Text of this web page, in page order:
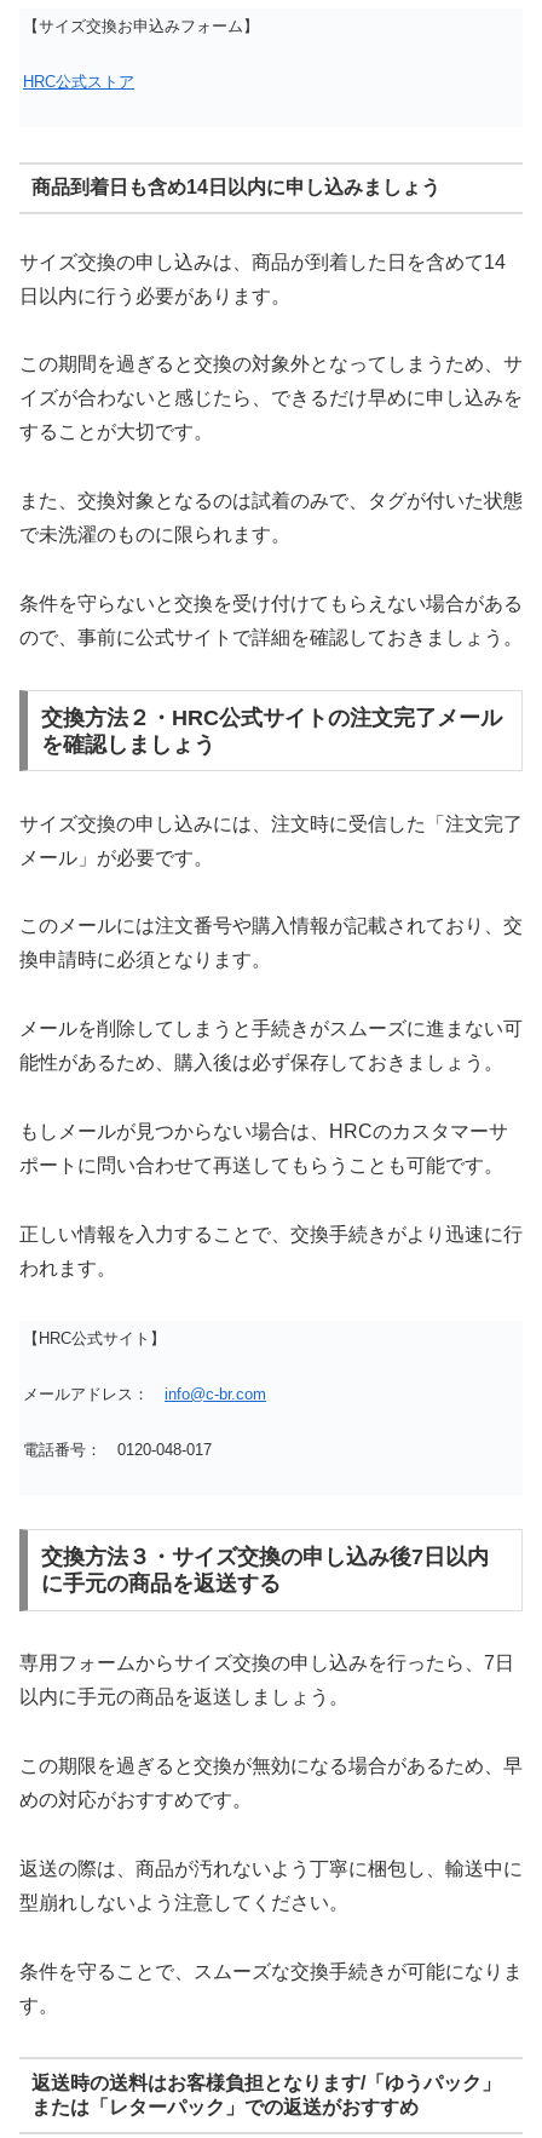
【サイズ交換お申込みフォーム】
HRC公式ストア
商品到着日も含め14日以内に申し込みましょう
サイズ交換の申し込みは、商品が到着した日を含めて14
日以内に行う必要があります。
この期間を過ぎると交換の対象外となってしまうため、サ
イズが合わないと感じたら、できるだけ早めに申し込みを
することが大切です。
また、交換対象となるのは試着のみで、タグが付いた状態
で未洗濯のものに限られます。
条件を守らないと交換を受け付けてもらえない場合がある
ので、事前に公式サイトで詳細を確認しておきましょう。
交換方法２・HRC公式サイトの注文完了メール
を確認しましょう
サイズ交換の申し込みには、注文時に受信した「注文完了
メール」が必要です。
このメールには注文番号や購入情報が記載されており、交
換申請時に必須となります。
メールを削除してしまうと手続きがスムーズに進まない可
能性があるため、購入後は必ず保存しておきましょう。
もしメールが見つからない場合は、HRCのカスタマーサ
ポートに問い合わせて再送してもらうことも可能です。
正しい情報を入力することで、交換手続きがより迅速に行
われます。
【HRC公式サイト】
メールアドレス： info@c-br.com
電話番号： 0120-048-017
交換方法３・サイズ交換の申し込み後7日以内
に手元の商品を返送する
専用フォームからサイズ交換の申し込みを行ったら、7日
以内に手元の商品を返送しましょう。
この期限を過ぎると交換が無効になる場合があるため、早
めの対応がおすすめです。
返送の際は、商品が汚れないよう丁寧に梱包し、輸送中に
型崩れしないよう注意してください。
条件を守ることで、スムーズな交換手続きが可能になりま
す。
返送時の送料はお客様負担となります/「ゆうパック」
または「レターパック」での返送がおすすめ